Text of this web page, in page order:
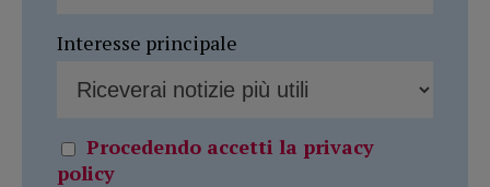
Interesse principale
Procedendo accetti la privacy
policy